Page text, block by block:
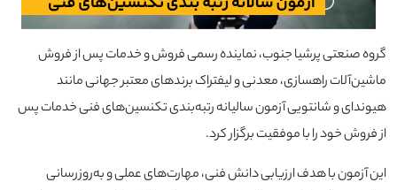
گروه صنعتی پرشیا جنوب، نماینده رسمی فروش و خدمات پس از فروش
ماشین‌آلات راهسازی، معدنی و لیفتراک برندهای معتبر جهانی مانند
هیوندای و شانتویی آزمون سالیانه رتبه‌بندی تکنسین‌های فنی خدمات پس
از فروش خود را با موفقیت برگزار کرد.
این آزمون با هدف ارزیابی دانش فنی، مهارت‌های عملی و به‌روزرسانی